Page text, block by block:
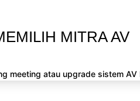
MITRA AV
meeting atau upgrade sistem